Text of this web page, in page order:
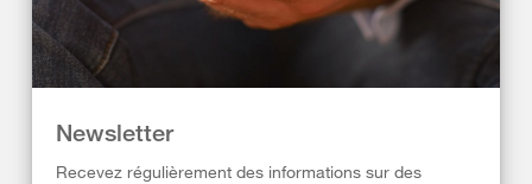
Newsletter
Recevez régulièrement des informations sur des